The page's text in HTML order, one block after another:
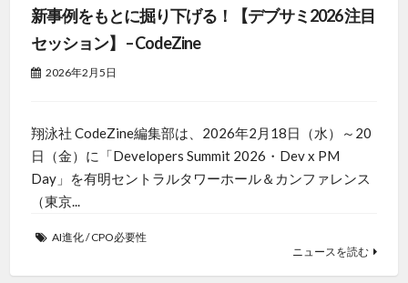
新事例をもとに掘り下げる！【デブサミ2026 注目
セッション】 – CodeZine
2026年2月5日
翔泳社 CodeZine編集部は、2026年2月18日（水）～20
日（金）に「Developers Summit 2026・Dev x PM
Day」を有明セントラルタワーホール＆カンファレンス
（東京...
AI進化/CPO必要性
ニュースを読む